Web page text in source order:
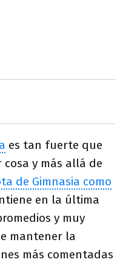
es tan fuerte que
y más allá de
de Gimnasia como
en la última
y muy
mantener la
más comentadas